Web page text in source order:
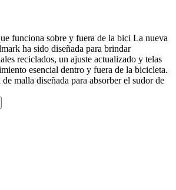
funciona sobre y fuera de la bici La nueva
ha sido diseñada para brindar
reciclados, un ajuste actualizado y telas
esencial dentro y fuera de la bicicleta.
malla diseñada para absorber el sudor de